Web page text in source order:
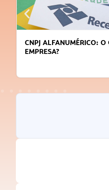
CNPJ ALFANUMÉRICO:
EMPRESA?